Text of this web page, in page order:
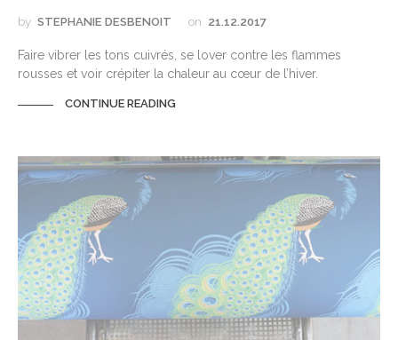
by STEPHANIE DESBENOIT on 21.12.2017
Faire vibrer les tons cuivrés, se lover contre les flammes
rousses et voir crépiter la chaleur au cœur de l’hiver.
CONTINUE READING